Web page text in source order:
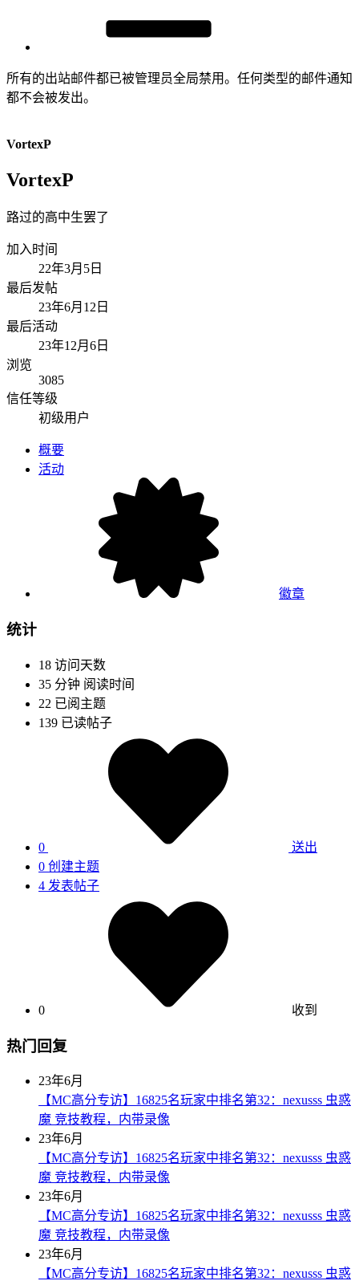
所有的出站邮件都已被管理员全局禁用。任何类型的邮件通知
都不会被发出。
VortexP
VortexP
路过的高中生罢了
加入时间
22年3月5日
最后发帖
23年6月12日
最后活动
23年12月6日
浏览
3085
信任等级
初级用户
概要
活动
徽章
统计
18 访问天数
35 分钟 阅读时间
22 已阅主题
139 已读帖子
0
送出
0 创建主题
4 发表帖子
0 收到
热门回复
23年6月
【MC高分专访】16825名玩家中排名第32：nexusss 虫惑
魔 竞技教程，内带录像
23年6月
【MC高分专访】16825名玩家中排名第32：nexusss 虫惑
魔 竞技教程，内带录像
23年6月
【MC高分专访】16825名玩家中排名第32：nexusss 虫惑
魔 竞技教程，内带录像
23年6月
【MC高分专访】16825名玩家中排名第32：nexusss 虫惑